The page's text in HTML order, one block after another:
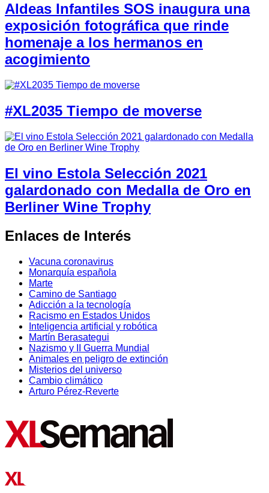
Aldeas Infantiles SOS inaugura una
exposición fotográfica que rinde
homenaje a los hermanos en
acogimiento
#XL2035 Tiempo de moverse
El vino Estola Selección 2021
galardonado con Medalla de Oro en
Berliner Wine Trophy
Enlaces de Interés
Vacuna coronavirus
Monarquía española
Marte
Camino de Santiago
Adicción a la tecnología
Racismo en Estados Unidos
Inteligencia artificial y robótica
Martín Berasategui
Nazismo y II Guerra Mundial
Animales en peligro de extinción
Misterios del universo
Cambio climático
Arturo Pérez-Reverte